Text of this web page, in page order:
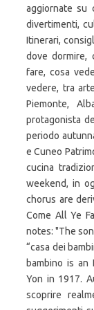
aggiornate su
divertimenti,
Itinerari,
dove dormire,
fare, cosa
vedere, tra
Piemonte,
protagonista
periodo
e Cuneo
cucina
weekend, in
chorus are
Come All Ye
notes: "The
“casa dei
bambino is an
Yon in 1917.
scoprire